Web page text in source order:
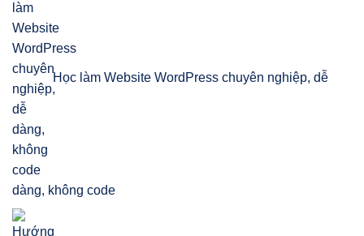
Học làm Website WordPress chuyên nghiệp, dễ
dàng, không code